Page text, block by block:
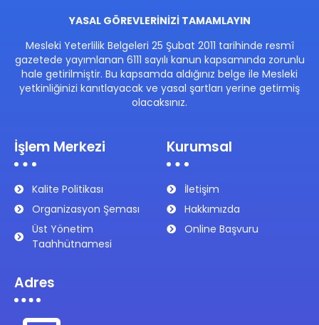
YASAL GÖREVLERİNİZİ TAMAMLAYIN
Mesleki Yeterlilik Belgeleri 25 Şubat 2011 tarihinde resmî
gazetede yayımlanan 6111 sayılı kanun kapsamında zorunlu
hale getirilmiştir. Bu kapsamda aldığınız belge ile Mesleki
yetkinliğinizi kanıtlayacak ve yasal şartları yerine getirmiş
olacaksınız.
İşlem Merkezi
Kalite Politikası
Organizasyon Şeması
Üst Yönetim
Taahhütnamesi
Kurumsal
İletişim
Hakkımızda
Online Başvuru
Adres